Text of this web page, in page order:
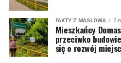
FAKTY Z MASŁOWA 2
Mieszkańcy
przeciwko
się o rozwój